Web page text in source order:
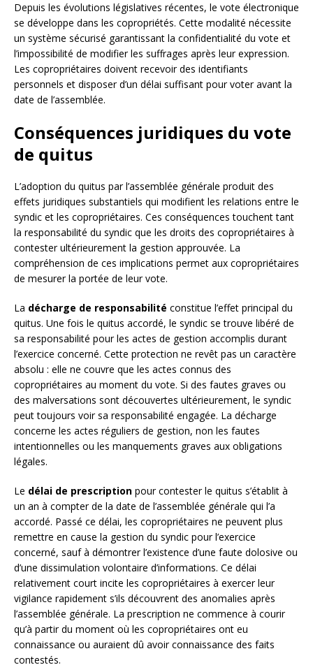
Depuis les évolutions législatives récentes, le vote électronique
se développe dans les copropriétés. Cette modalité nécessite
un système sécurisé garantissant la confidentialité du vote et
l’impossibilité de modifier les suffrages après leur expression.
Les copropriétaires doivent recevoir des identifiants
personnels et disposer d’un délai suffisant pour voter avant la
date de l’assemblée.
Conséquences juridiques du vote
de quitus
L’adoption du quitus par l’assemblée générale produit des
effets juridiques substantiels qui modifient les relations entre le
syndic et les copropriétaires. Ces conséquences touchent tant
la responsabilité du syndic que les droits des copropriétaires à
contester ultérieurement la gestion approuvée. La
compréhension de ces implications permet aux copropriétaires
de mesurer la portée de leur vote.
La décharge de responsabilité constitue l’effet principal du
quitus. Une fois le quitus accordé, le syndic se trouve libéré de
sa responsabilité pour les actes de gestion accomplis durant
l’exercice concerné. Cette protection ne revêt pas un caractère
absolu : elle ne couvre que les actes connus des
copropriétaires au moment du vote. Si des fautes graves ou
des malversations sont découvertes ultérieurement, le syndic
peut toujours voir sa responsabilité engagée. La décharge
concerne les actes réguliers de gestion, non les fautes
intentionnelles ou les manquements graves aux obligations
légales.
Le délai de prescription pour contester le quitus s’établit à
un an à compter de la date de l’assemblée générale qui l’a
accordé. Passé ce délai, les copropriétaires ne peuvent plus
remettre en cause la gestion du syndic pour l’exercice
concerné, sauf à démontrer l’existence d’une faute dolosive ou
d’une dissimulation volontaire d’informations. Ce délai
relativement court incite les copropriétaires à exercer leur
vigilance rapidement s’ils découvrent des anomalies après
l’assemblée générale. La prescription ne commence à courir
qu’à partir du moment où les copropriétaires ont eu
connaissance ou auraient dû avoir connaissance des faits
contestés.